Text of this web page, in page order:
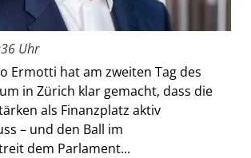
Uhr
Ermotti hat am zweiten Tag des
in Zürich klar gemacht, dass die
als Finanzplatz aktiv
– und den Ball im
dem Parlament...